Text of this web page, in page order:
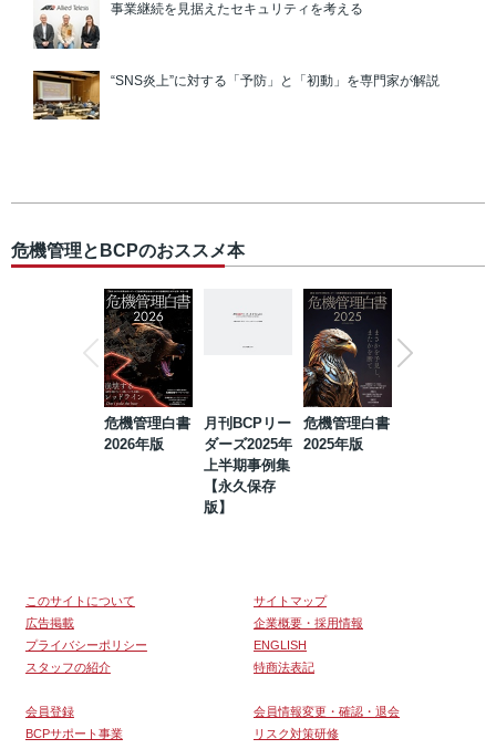
事業継続を見据えたセキュリティを考える
“SNS炎上”に対する「予防」と「初動」を専門家が解説
危機管理とBCPのおススメ本
危機管理白書
2026年版
月刊BCPリー
ダーズ2025年
上半期事例集
【永久保存
版】
危機管理白書
2025年版
このサイトについて
サイトマップ
広告掲載
企業概要・採用情報
プライバシーポリシー
ENGLISH
スタッフの紹介
特商法表記
会員登録
会員情報変更・確認・退会
BCPサポート事業
リスク対策研修